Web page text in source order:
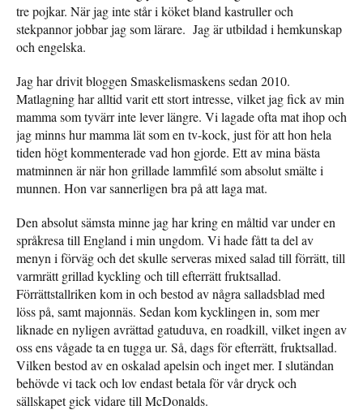
tre pojkar. När jag inte står i köket bland kastruller och
stekpannor jobbar jag som lärare. Jag är utbildad i hemkunskap
och engelska.
Jag har drivit bloggen Smaskelismaskens sedan 2010.
Matlagning har alltid varit ett stort intresse, vilket jag fick av min
mamma som tyvärr inte lever längre. Vi lagade ofta mat ihop och
jag minns hur mamma lät som en tv-kock, just för att hon hela
tiden högt kommenterade vad hon gjorde. Ett av mina bästa
matminnen är när hon grillade lammfilé som absolut smälte i
munnen. Hon var sannerligen bra på att laga mat.
Den absolut sämsta minne jag har kring en måltid var under en
språkresa till England i min ungdom. Vi hade fått ta del av
menyn i förväg och det skulle serveras mixed salad till förrätt, till
varmrätt grillad kyckling och till efterrätt fruktsallad.
Förrättstallriken kom in och bestod av några salladsblad med
löss på, samt majonnäs. Sedan kom kycklingen in, som mer
liknade en nyligen avrättad gatuduva, en roadkill, vilket ingen av
oss ens vågade ta en tugga ur. Så, dags för efterrätt, fruktsallad.
Vilken bestod av en oskalad apelsin och inget mer. I slutändan
behövde vi tack och lov endast betala för vår dryck och
sällskapet gick vidare till McDonalds.